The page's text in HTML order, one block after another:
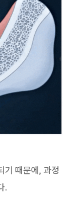
기 때문에, 과정
.